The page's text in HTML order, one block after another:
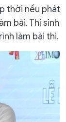
thời nếu phát
bài. Thí sinh
làm bài thi.